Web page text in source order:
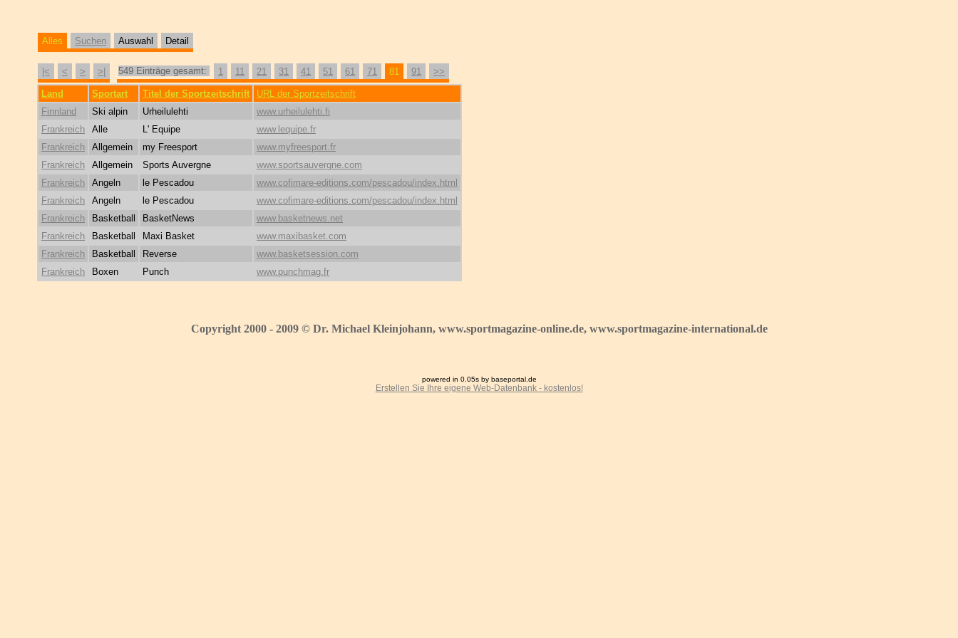
Alles Suchen Auswahl Detail
|< < > >| 549 Einträge gesamt: 1 11 21 31 41 51 61 71 81 91 >>
Land Sportart Titel der Sportzeitschrift
URL der Sportzeitschrift
Finnland
Ski alpin Urheilulehti
www.urheilulehti.fi
Frankreich
Alle L' Equipe
www.lequipe.fr
Frankreich
Allgemein my Freesport
www.myfreesport.fr
Frankreich
Allgemein Sports Auvergne
www.sportsauvergne.com
Frankreich
Angeln le Pescadou
www.cofimare-editions.com/pescadou/index.html
Frankreich
Angeln le Pescadou
www.cofimare-editions.com/pescadou/index.html
Frankreich
Basketball BasketNews
www.basketnews.net
Frankreich
Basketball Maxi Basket
www.maxibasket.com
Frankreich
Basketball Reverse
www.basketsession.com
Frankreich
Boxen Punch www.punchmag.fr
Copyright 2000 - 2009 © Dr. Michael Kleinjohann, www.sportmagazine-online.de, www.sportmagazine-international.de
powered in 0.05s by baseportal.de
Erstellen Sie Ihre eigene Web-Datenbank - kostenlos!